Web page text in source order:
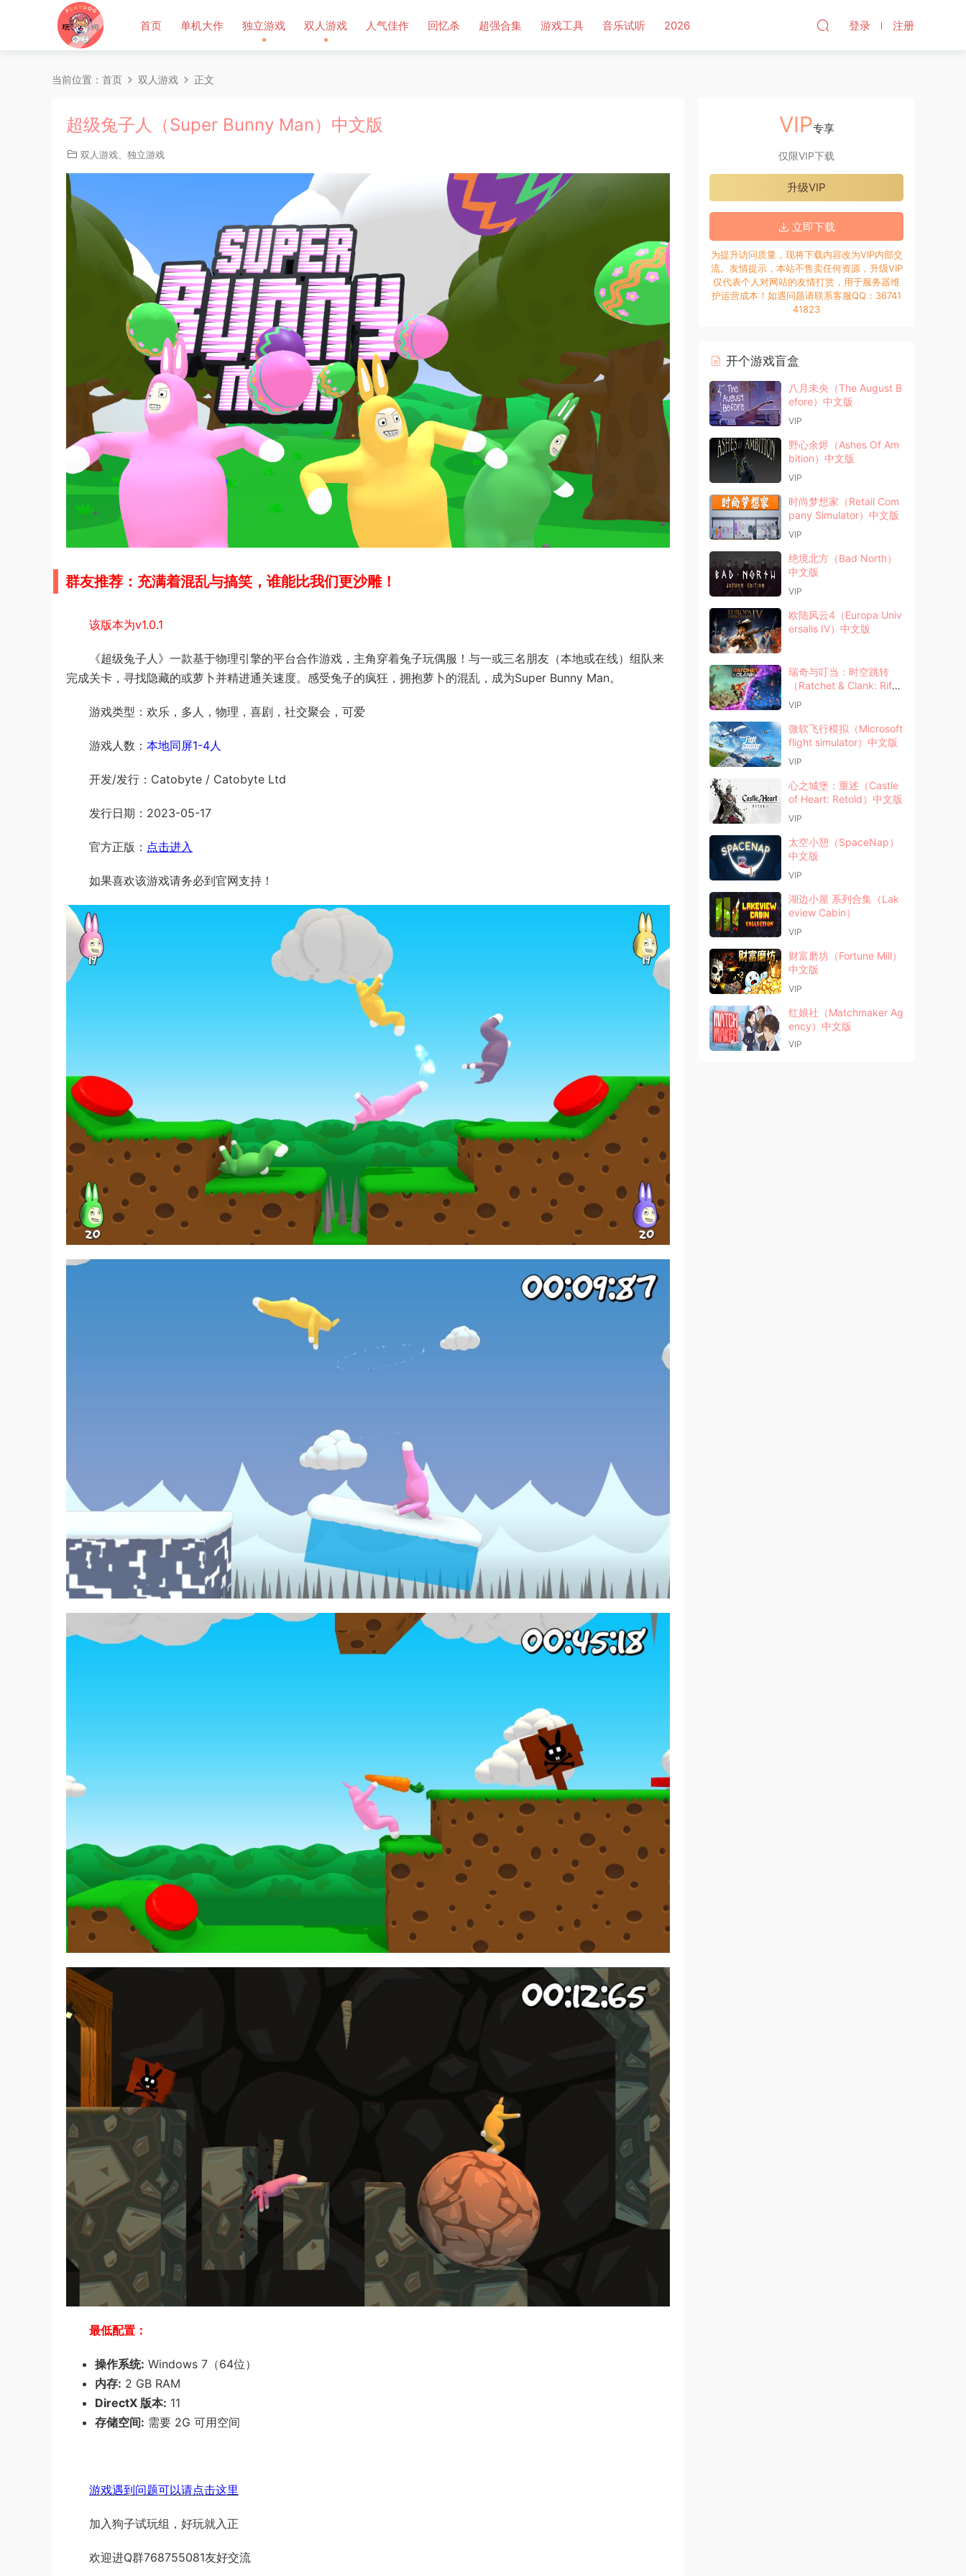
首页 单机大作 独立游戏 双人游戏 人气佳作 回忆杀 超强合集 游戏工具 音乐试听 2026 登录 注册
当前位置： 首页 双人游戏 正文
超级兔子人（Super Bunny Man）中文版
双人游戏 独立游戏
群友推荐：充满着混乱与搞笑，谁能比我们更沙雕！
该版本为v1.0.1
《超级兔子人》一款基于物理引擎的平台合作游戏，主角穿着兔子玩偶服！与一或三名朋友（本地或在线）组队来
完成关卡，寻找隐藏的或萝卜并精进通关速度。感受兔子的疯狂，拥抱萝卜的混乱，成为Super Bunny Man。
游戏类型：欢乐，多人，物理，喜剧，社交聚会，可爱
游戏人数： 本地同屏1-4人
开发/发行：Catobyte / Catobyte Ltd
发行日期：2023-05-17
官方正版： 点击进入
如果喜欢该游戏请务必到官网支持！
最低配置：
操作系统: Windows 7（64位）
内存: 2 GB RAM
DirectX 版本: 11
存储空间: 需要 2G 可用空间
游戏遇到问题可以请点击这里
加入狗子试玩组，好玩就入正
欢迎进Q群768755081友好交流
VIP专享
仅限VIP下载
升级VIP
立即下载
为提升访问质量，现将下载内容改为VIP内部交
流。友情提示，本站不售卖任何资源，升级VIP
仅代表个人对网站的友情打赏，用于服务器维
护运营成本！如遇问题请联系客服QQ：36741
41823
开个游戏盲盒
八月未央（The August B
efore）中文版
VIP
野心余烬（Ashes Of Am
bition）中文版
VIP
时尚梦想家（Retail Com
pany Simulator）中文版
VIP
绝境北方（Bad North）
中文版
VIP
欧陆风云4（Europa Univ
ersalis IV）中文版
瑞奇与叮当：时空跳转
（Ratchet & Clank: Rift
Apart）中文版
VIP
微软飞行模拟（Microsoft
flight simulator）中文版
VIP
心之城堡：重述（Castle
of Heart: Retold）中文版
VIP
太空小憩（SpaceNap）
中文版
VIP
湖边小屋 系列合集（Lak
eview Cabin）
VIP
财富磨坊（Fortune Mill）
中文版
VIP
红娘社（Matchmaker Ag
ency）中文版
VIP